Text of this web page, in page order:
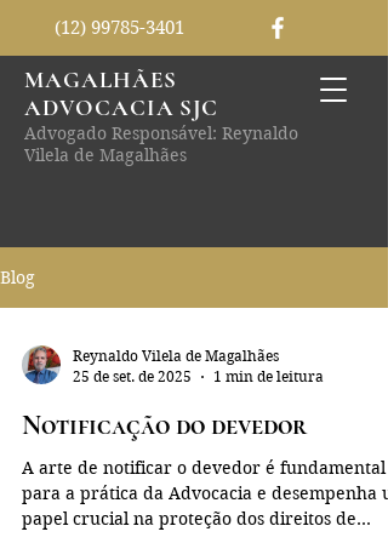
(12) 99785-3401
MAGALHÃES
ADVOCACIA SJC
Advogado Responsável: Reynaldo
Vilela de Magalhães
Blog
Reynaldo Vilela de Magalhães
25 de set. de 2025
1 min de leitura
Notificação do devedor
A arte de notificar o devedor é fundamental
para a prática da Advocacia e desempenha
papel crucial na proteção dos direitos de...